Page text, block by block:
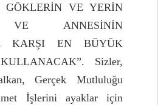
GÖKLERİN VE YERİN
VE ANNESİNİN
KARŞI EN BÜYÜK
Sizler,
Gerçek Mutluluğu
İşlerini ayaklar için